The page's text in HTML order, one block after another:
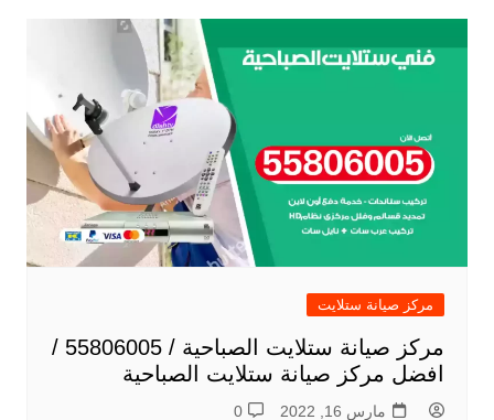
مركز صيانة ستلايت
مركز صيانة ستلايت الصباحية / 55806005 /
افضل مركز صيانة ستلايت الصباحية
مارس 16, 2022 0